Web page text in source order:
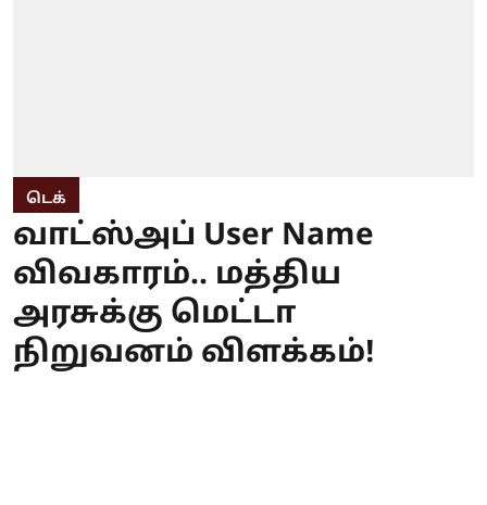
டெக்
வாட்ஸ்அப் User Name
விவகாரம்.. மத்திய
அரசுக்கு மெட்டா
நிறுவனம் விளக்கம்!